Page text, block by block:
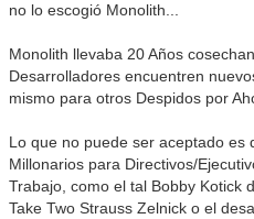
no lo escogió Monolith...
Monolith llevaba 20 Años
Desarrolladores encuentren
mismo para otros Despidos por
Lo que no puede ser aceptado es
Millonarios para Directivos/
Trabajo, como el tal Bobby Kotick
Take Two Strauss Zelnick o el